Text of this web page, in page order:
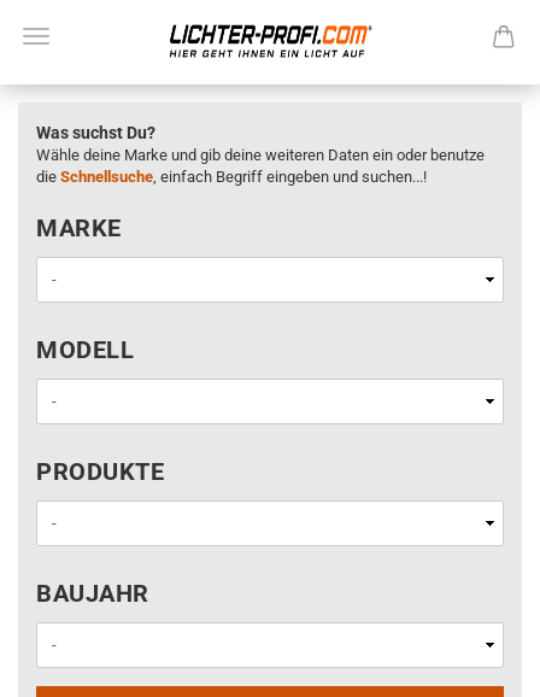
Was suchst Du?
Wähle deine Marke und gib deine weiteren Daten ein oder benutze
die Schnellsuche, einfach Begriff eingeben und suchen...!
MARKE
MARKE
MODELL
MODELL
PRODUKTE
PRODUKTE
BAUJAHR
BAUJAHR